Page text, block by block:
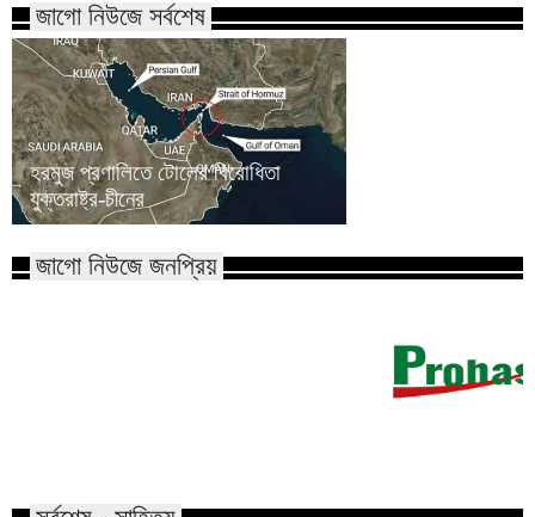
জাগো নিউজে সর্বশেষ
হরমুজ প্রণালিতে টোলের বিরোধিতা
যুক্তরাষ্ট্র-চীনের
জাগো নিউজে জনপ্রিয়